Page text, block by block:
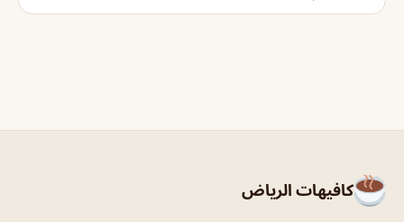
كافيهات الرياض